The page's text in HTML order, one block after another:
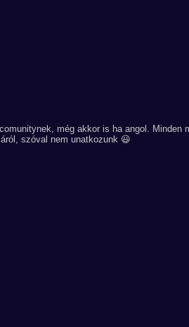
még akkor is ha angol. Minden
szóval nem unatkozunk 😃